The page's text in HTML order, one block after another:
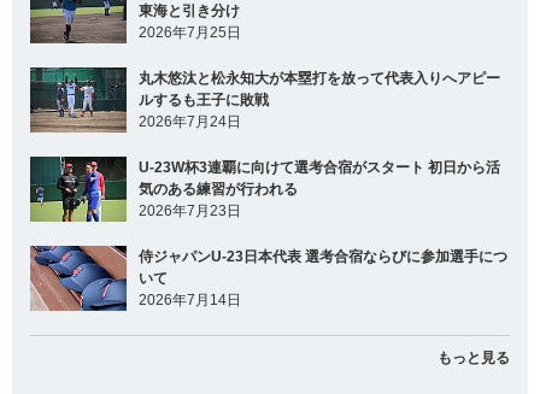
東海と引き分け
2026年7月25日
丸木悠汰と松永知大が本塁打を放って代表入りへアピー
ルするも王子に敗戦
2026年7月24日
U-23W杯3連覇に向けて選考合宿がスタート 初日から活
気のある練習が行われる
2026年7月23日
侍ジャパンU-23日本代表 選考合宿ならびに参加選手につ
いて
2026年7月14日
もっと見る